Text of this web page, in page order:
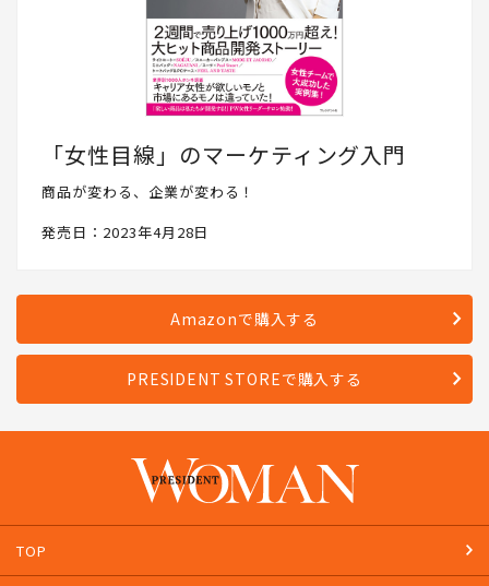
「女性目線」のマーケティング入門
商品が変わる、企業が変わる！
発売日：2023年4月28日
Amazonで購入する
PRESIDENT STOREで購入する
TOP